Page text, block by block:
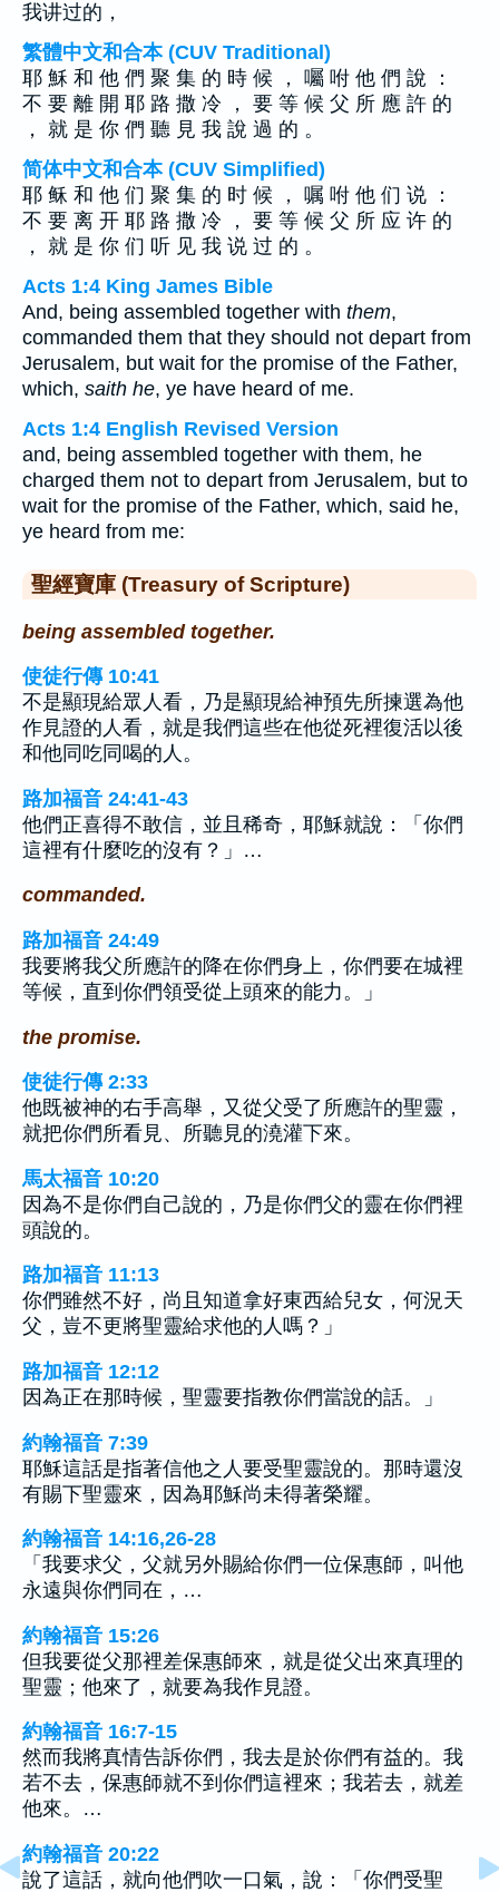
我讲过的，
繁體中文和合本 (CUV Traditional)
耶 穌 和 他 們 聚 集 的 時 候 ， 囑 咐 他 們 說 ：
不 要 離 開 耶 路 撒 冷 ， 要 等 候 父 所 應 許 的
， 就 是 你 們 聽 見 我 說 過 的 。
简体中文和合本 (CUV Simplified)
耶 稣 和 他 们 聚 集 的 时 候 ， 嘱 咐 他 们 说 ：
不 要 离 开 耶 路 撒 冷 ， 要 等 候 父 所 应 许 的
， 就 是 你 们 听 见 我 说 过 的 。
Acts 1:4 King James Bible
And, being assembled together with them,
commanded them that they should not depart from
Jerusalem, but wait for the promise of the Father,
which, saith he, ye have heard of me.
Acts 1:4 English Revised Version
and, being assembled together with them, he
charged them not to depart from Jerusalem, but to
wait for the promise of the Father, which, said he,
ye heard from me:
聖經寶庫 (Treasury of Scripture)
being assembled together.
使徒行傳 10:41
不是顯現給眾人看，乃是顯現給神預先所揀選為他
作見證的人看，就是我們這些在他從死裡復活以後
和他同吃同喝的人。
路加福音 24:41-43
他們正喜得不敢信，並且稀奇，耶穌就說：「你們
這裡有什麼吃的沒有？」…
commanded.
路加福音 24:49
我要將我父所應許的降在你們身上，你們要在城裡
等候，直到你們領受從上頭來的能力。」
the promise.
使徒行傳 2:33
他既被神的右手高舉，又從父受了所應許的聖靈，
就把你們所看見、所聽見的澆灌下來。
馬太福音 10:20
因為不是你們自己說的，乃是你們父的靈在你們裡
頭說的。
路加福音 11:13
你們雖然不好，尚且知道拿好東西給兒女，何況天
父，豈不更將聖靈給求他的人嗎？」
路加福音 12:12
因為正在那時候，聖靈要指教你們當說的話。」
約翰福音 7:39
耶穌這話是指著信他之人要受聖靈說的。那時還沒
有賜下聖靈來，因為耶穌尚未得著榮耀。
約翰福音 14:16,26-28
「我要求父，父就另外賜給你們一位保惠師，叫他
永遠與你們同在，…
約翰福音 15:26
但我要從父那裡差保惠師來，就是從父出來真理的
聖靈；他來了，就要為我作見證。
約翰福音 16:7-15
然而我將真情告訴你們，我去是於你們有益的。我
若不去，保惠師就不到你們這裡來；我若去，就差
他來。…
約翰福音 20:22
說了這話，就向他們吹一口氣，說：「你們受聖